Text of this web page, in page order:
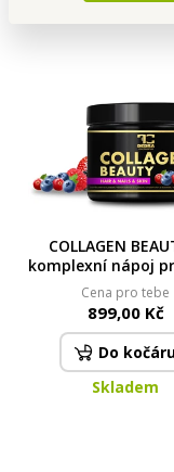
COLLAGEN
komplexní nápoj
vlasy a nehty s
vitaminem C,
kyselinou
kyselinou listovou
ovoce | 200 g (30
Cena pro tebe
899,00 Kč
Do
Skladem